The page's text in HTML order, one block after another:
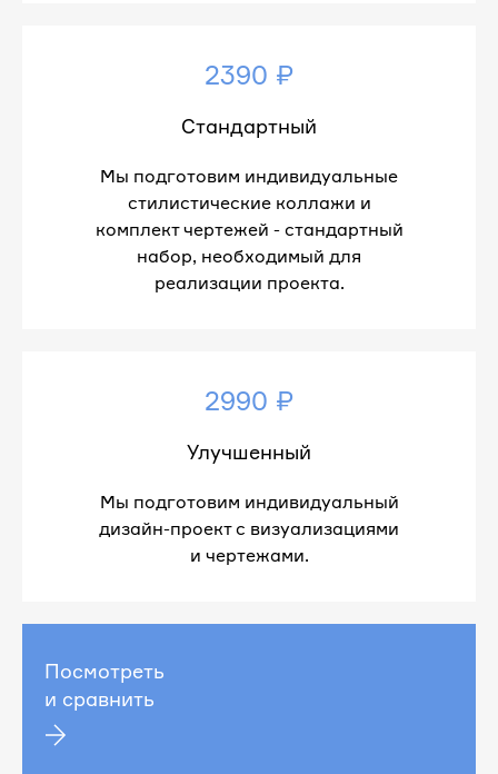
2390 ₽
Стандартный
Мы подготовим индивидуальные
стилистические коллажи и
комплект чертежей - стандартный
набор, необходимый для
реализации проекта.
2990 ₽
Улучшенный
Мы подготовим индивидуальный
дизайн-проект с визуализациями
и чертежами.
Посмотреть
и сравнить